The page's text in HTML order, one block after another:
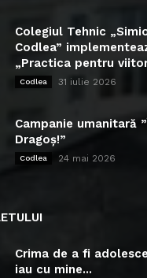
Colegiul Tehnic
Codlea”
„Practica pentru
Codlea 31 iulie 2026
Campanie umanitară
Dragoș!”
Codlea 24 mai 2026
Crima de a fi
iau cu mine...